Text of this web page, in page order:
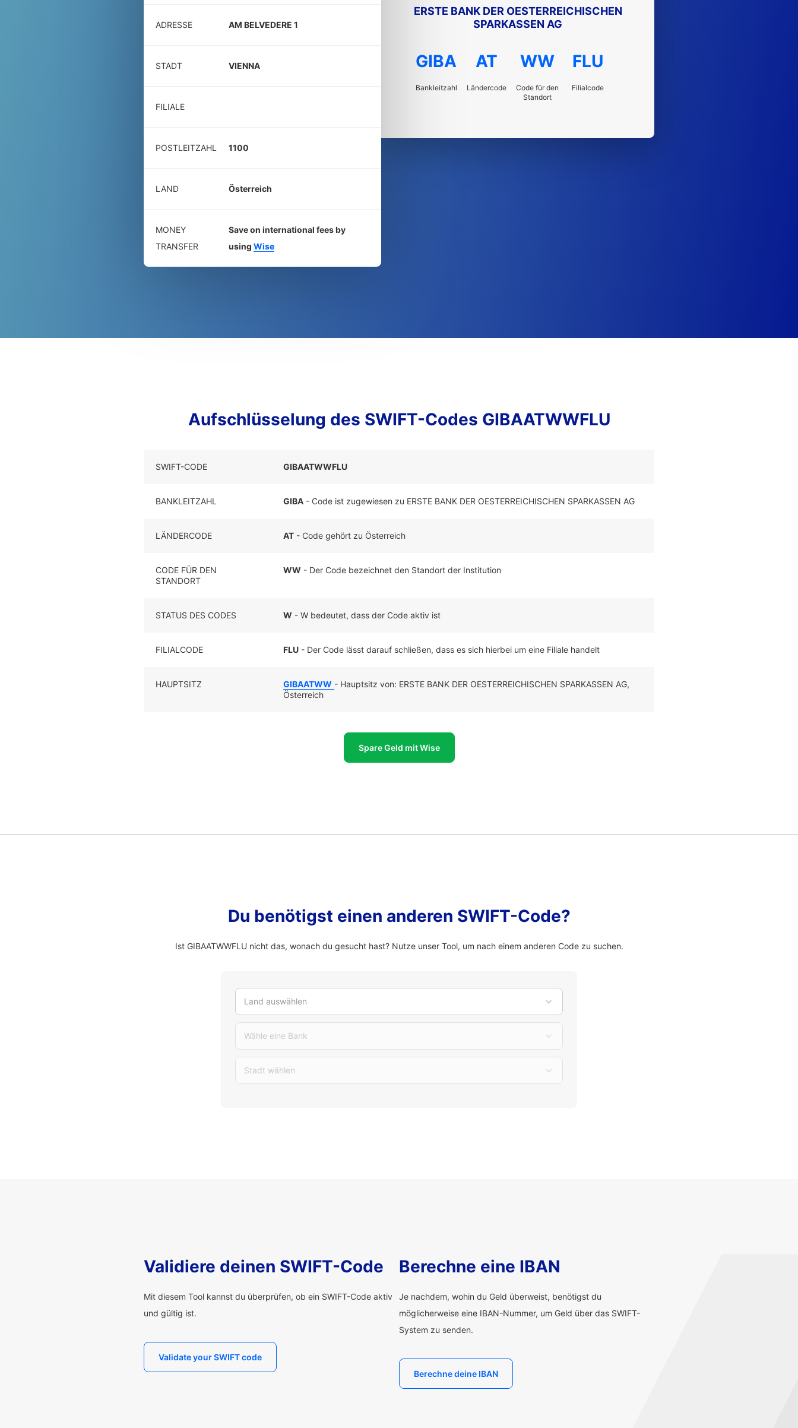
ADRESSE AM BELVEDERE 1
STADT VIENNA
FILIALE
POSTLEITZAHL 1100
LAND Österreich
MONEY
TRANSFER
Save on international fees by
using Wise
ERSTE BANK DER OESTERREICHISCHEN
SPARKASSEN AG
GIBA
Bankleitzahl
AT
Ländercode
WW
Code für den
Standort
FLU
Filialcode
Aufschlüsselung des SWIFT-Codes GIBAATWWFLU
SWIFT-CODE GIBAATWWFLU
BANKLEITZAHL GIBA - Code ist zugewiesen zu ERSTE BANK DER OESTERREICHISCHEN SPARKASSEN AG
LÄNDERCODE AT - Code gehört zu Österreich
CODE FÜR DEN
STANDORT
WW - Der Code bezeichnet den Standort der Institution
STATUS DES CODES W - W bedeutet, dass der Code aktiv ist
FILIALCODE FLU - Der Code lässt darauf schließen, dass es sich hierbei um eine Filiale handelt
HAUPTSITZ GIBAATWW - Hauptsitz von: ERSTE BANK DER OESTERREICHISCHEN SPARKASSEN AG,
Österreich
Spare Geld mit Wise
Du benötigst einen anderen SWIFT-Code?
Ist GIBAATWWFLU nicht das, wonach du gesucht hast? Nutze unser Tool, um nach einem anderen Code zu suchen.
Land auswählen
Wähle eine Bank
Stadt wählen
Validiere deinen SWIFT-Code
Mit diesem Tool kannst du überprüfen, ob ein SWIFT-Code aktiv
und gültig ist.
Validate your SWIFT code
Berechne eine IBAN
Je nachdem, wohin du Geld überweist, benötigst du
möglicherweise eine IBAN-Nummer, um Geld über das SWIFT-
System zu senden.
Berechne deine IBAN